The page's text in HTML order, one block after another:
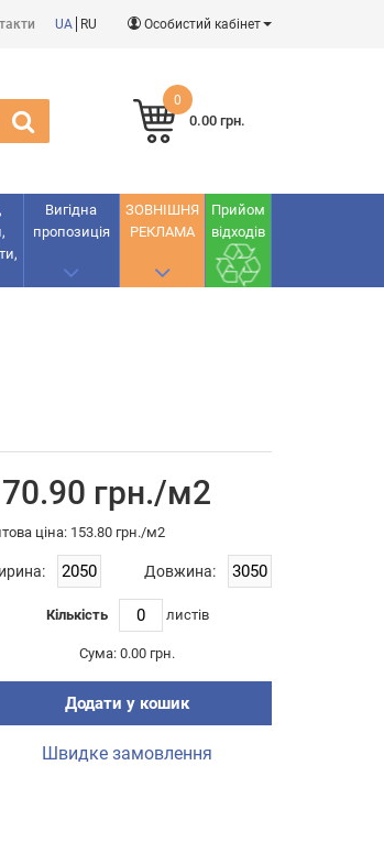
UA RU Особистий кабінет
0
0.00 грн.
Вигідна
пропозиція
ЗОВНІШНЯ
РЕКЛАМА
Прийом
відходів
грн./м2
цiна: 153.80 грн./м2
Довжина:
Кількість листiв
Сума: 0.00 грн.
Додати у кошик
Швидке замовлення